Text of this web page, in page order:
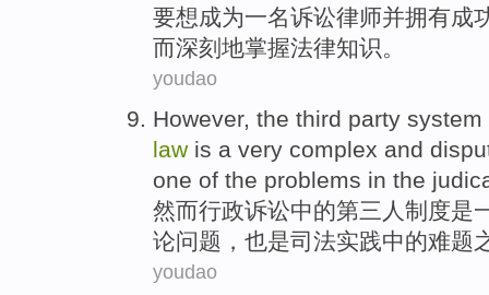
要想成为一名诉讼律师并拥有成
而深刻地掌握法律知识 。
youdao
However, the third party system
law is a very complex and
one of the problems in the
然而行政诉讼中的第三 人 制度是
论问题 ， 也是司法实践中的难题
youdao